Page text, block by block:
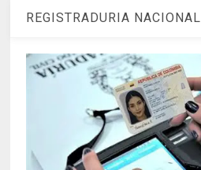
REGISTRADURIA NACIONAL